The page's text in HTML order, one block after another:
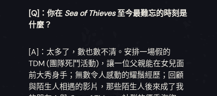
[Q]：你在 Sea of Thieves至今最難忘的時刻是
什麼？
[A]：太多了，數也數不清。安排一場假的
TDM (團隊死鬥活動)，讓一位父親能在女兒面
前大秀身手；無數令人感動的耀鬚經歷；回顧
與陌生人相遇的影片，那些陌生人後來成了我